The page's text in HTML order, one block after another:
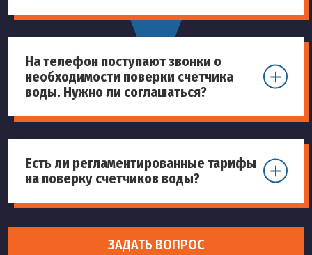
На телефон поступают звонки о
необходимости поверки счетчика
воды. Нужно ли соглашаться?
Есть ли регламентированные тарифы
на поверку счетчиков воды?
ЗАДАТЬ ВОПРОС